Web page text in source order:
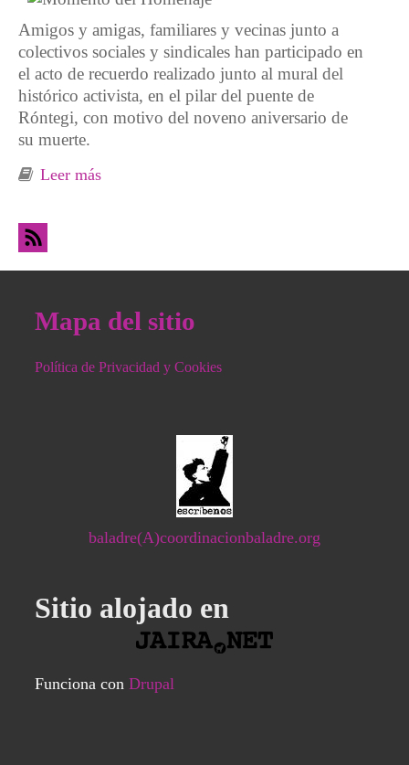
Amigos y amigas, familiares y vecinas junto a
colectivos sociales y sindicales han participado en
el acto de recuerdo realizado junto al mural del
histórico activista, en el pilar del puente de
Róntegi, con motivo del noveno aniversario de
su muerte.
Leer más
Mapa del sitio
Política de Privacidad y Cookies
baladre(A)coordinacionbaladre.org
Sitio alojado en
Funciona con Drupal